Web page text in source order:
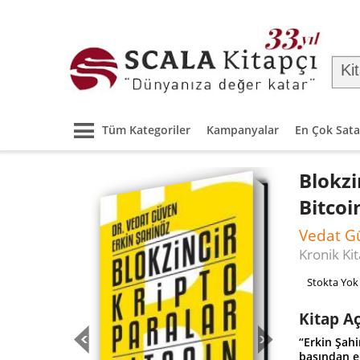
Tüm Kategoriler Kampanyalar En Çok
Vedat
Kronik
Stokta Yok
Kitap
“Erkin
başından